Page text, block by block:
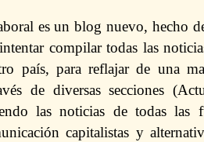
es un blog nuevo, hecho
compilar todas las
país, para reflajar de una
de diversas secciones
las noticias de todas las
capitalistas y